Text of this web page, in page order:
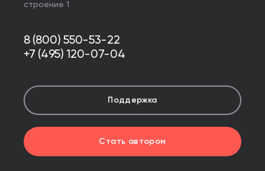
строение 1
8 (800) 550-53-22
+7 (495) 120-07-04
Поддержка
Стать автором